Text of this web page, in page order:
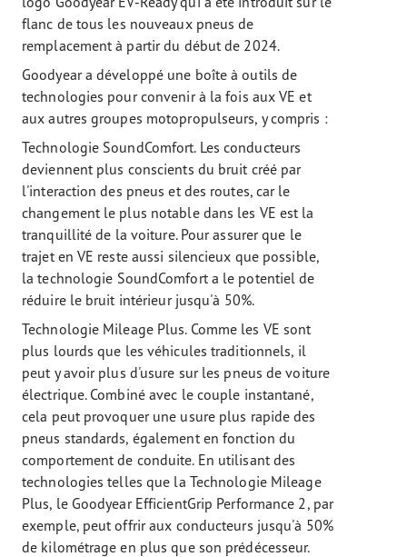
flanc de tous les nouveaux pneus de
remplacement à partir du début de 2024.
Goodyear a développé une boîte à outils de
technologies pour convenir à la fois aux VE et
aux autres groupes motopropulseurs, y compris :
Technologie SoundComfort. Les conducteurs
deviennent plus conscients du bruit créé par
l'interaction des pneus et des routes, car le
changement le plus notable dans les VE est la
tranquillité de la voiture. Pour assurer que le
trajet en VE reste aussi silencieux que possible,
la technologie SoundComfort a le potentiel de
réduire le bruit intérieur jusqu'à 50%.
Technologie Mileage Plus. Comme les VE sont
plus lourds que les véhicules traditionnels, il
peut y avoir plus d'usure sur les pneus de voiture
électrique. Combiné avec le couple instantané,
cela peut provoquer une usure plus rapide des
pneus standards, également en fonction du
comportement de conduite. En utilisant des
technologies telles que la Technologie Mileage
Plus, le Goodyear EfficientGrip Performance 2, par
exemple, peut offrir aux conducteurs jusqu'à 50%
de kilométrage en plus que son prédécesseur.